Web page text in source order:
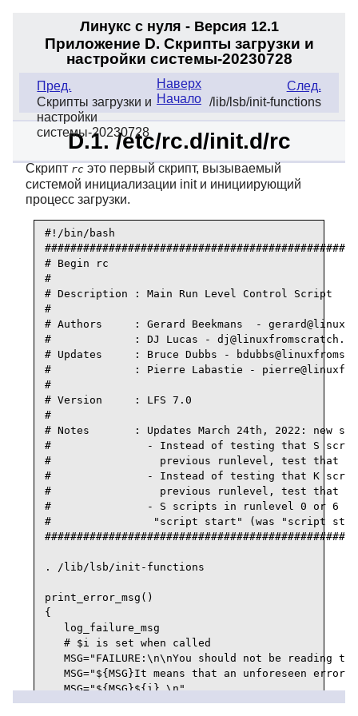
Линукс с нуля - Версия 12.1
Приложение D. Скрипты загрузки и
настройки системы-20230728
Пред.
Скрипты загрузки и
настройки
системы-20230728
След.
/lib/lsb/init-functions
Наверх
Начало
D.1. /etc/rc.d/init.d/rc
Скрипт rc это первый скрипт, вызываемый
системой инициализации initи инициирующий
процесс загрузки.
#!/bin/bash
# Begin rc
#
# Description : Main Run Level Control Script
#
# Authors     : Gerard Beekmans  -
#             : DJ Lucas -
# Updates     : Bruce Dubbs -
#             : Pierre Labastie -
#
# Version     : LFS 7.0
#
# Notes       : Updates March 24th, 2022: new
#               - Instead of testing that S
#                 previous runlevel, test that
#               - Instead of testing that K
#                 previous runlevel, test that
#               - S scripts in runlevel 0 or 6 are
#                "script start" (was "script
. /lib/lsb/init-functions
print_error_msg()
{
   log_failure_msg
   # $i is set when called
MSG="FAILURE:\n\nYou should not be reading
MSG="${MSG}It means that an unforeseen error
   MSG="${MSG}${i},\n"
MSG="${MSG}which exited with a return value